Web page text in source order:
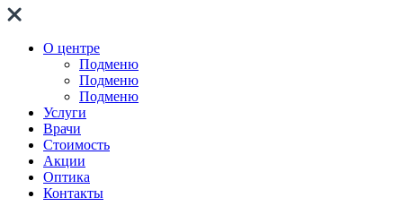
О центре
Подменю
Подменю
Подменю
Услуги
Врачи
Стоимость
Акции
Оптика
Контакты